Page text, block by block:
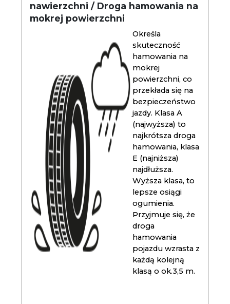
nawierzchni / Droga hamowania na
mokrej powierzchni
Określa
skuteczność
hamowania na
mokrej
powierzchni, co
przekłada się na
bezpieczeństwo
jazdy. Klasa A
(najwyższa) to
najkrótsza droga
hamowania, klasa
E (najniższa)
najdłuższa.
Wyższa klasa, to
lepsze osiągi
ogumienia.
Przyjmuje się, że
droga
hamowania
pojazdu wzrasta z
każdą kolejną
klasą o ok.3,5 m.